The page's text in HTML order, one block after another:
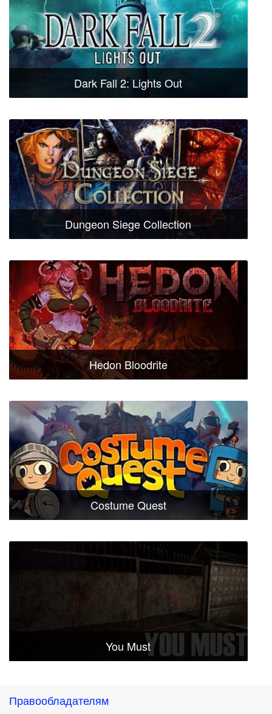
Dark Fall 2: Lights Out
Dungeon Siege Collection
Hedon Bloodrite
Costume Quest
You Must
Правообладателям